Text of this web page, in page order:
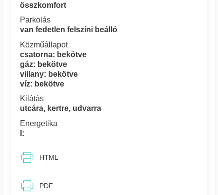
összkomfort
Parkolás
van fedetlen felszíni beálló
Közműállapot
csatorna: bekötve
gáz: bekötve
villany: bekötve
víz: bekötve
Kilátás
utcára, kertre, udvarra
Energetika
I:
HTML
PDF